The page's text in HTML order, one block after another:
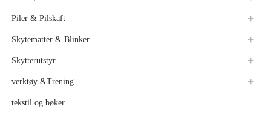
Piler & Pilskaft
Skytematter & Blinker
Skytterutstyr
verktøy &Trening
tekstil og bøker